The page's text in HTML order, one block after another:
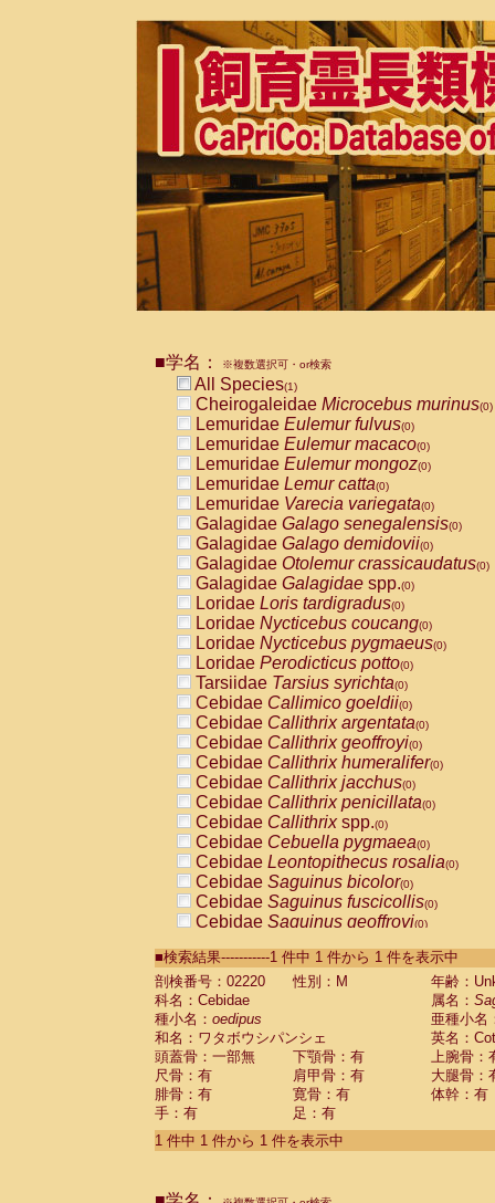
■学名： ※複数選択可・or検索
All Species(1)
Cheirogaleidae Microcebus murinus(0)
Lemuridae Eulemur fulvus(0)
Lemuridae Eulemur macaco(0)
Lemuridae Eulemur mongoz(0)
Lemuridae Lemur catta(0)
Lemuridae Varecia variegata(0)
Galagidae Galago senegalensis(0)
Galagidae Galago demidovii(0)
Galagidae Otolemur crassicaudatus(0)
Galagidae Galagidae spp.(0)
Loridae Loris tardigradus(0)
Loridae Nycticebus coucang(0)
Loridae Nycticebus pygmaeus(0)
Loridae Perodicticus potto(0)
Tarsiidae Tarsius syrichta(0)
Cebidae Callimico goeldii(0)
Cebidae Callithrix argentata(0)
Cebidae Callithrix geoffroyi(0)
Cebidae Callithrix humeralifer(0)
Cebidae Callithrix jacchus(0)
Cebidae Callithrix penicillata(0)
Cebidae Callithrixspp.(0)
Cebidae Cebuella pygmaea(0)
Cebidae Leontopithecus rosalia(0)
Cebidae Saguinus bicolor(0)
Cebidae Saguinus fuscicollis(0)
Cebidae Saguinus geoffroyi(0)
CebidaeSaguinus labiatus(0)
Cebidae Saguinus leucopus (0)
Cebidae
Cebidae
CebidaeSaguinus nigricollis (0)
Cebidae Saguinus oedipus
Cebidae Saguinus weddelli
Cebidae Saguinusspp.
Cebidae Aotus trivirgatus
Cebidae Cebus albifrons
■検索結果-----------1 件中 1 件から 1 件を表示中
剖検番号：02220
性別：M
年齢：
科名：Cebidae
属名：
種小名： oedipus
亜種小名
和名：ワタボウシパンシェ
英名：
頭蓋骨：一部無
下顎骨：有
上腕骨：
尺骨：有
肩甲骨：有
大腿骨：
腓骨：有
寛骨：有
体幹：有
手：有
足：有
1 件中 1 件から 1 件を表示中